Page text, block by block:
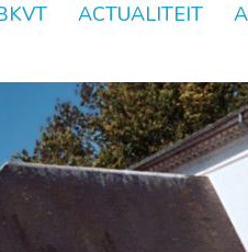
ACTUALITEIT